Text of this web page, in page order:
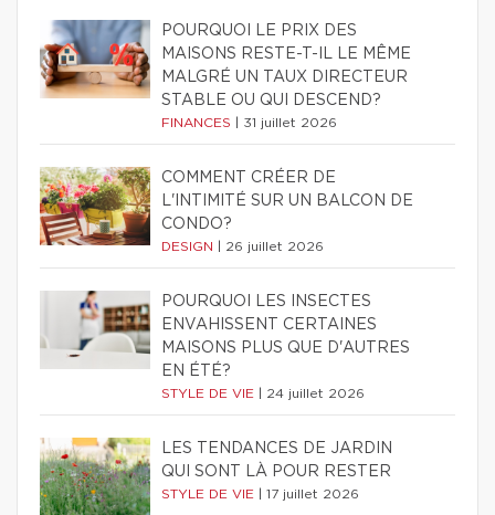
POURQUOI LE PRIX DES
MAISONS RESTE-T-IL LE MÊME
MALGRÉ UN TAUX DIRECTEUR
STABLE OU QUI DESCEND?
FINANCES 31 juillet 2026
COMMENT CRÉER DE
L'INTIMITÉ SUR UN BALCON DE
CONDO?
DESIGN 26 juillet 2026
POURQUOI LES INSECTES
ENVAHISSENT CERTAINES
MAISONS PLUS QUE D'AUTRES
EN ÉTÉ?
STYLE DE VIE 24 juillet 2026
LES TENDANCES DE JARDIN
QUI SONT LÀ POUR RESTER
STYLE DE VIE 17 juillet 2026